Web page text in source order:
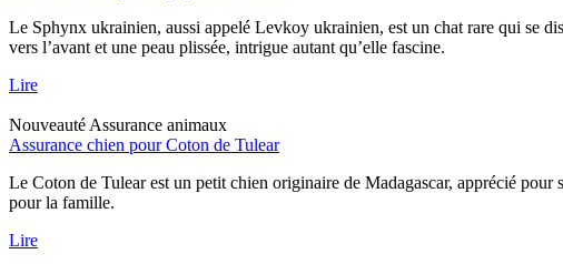
Le Sphynx ukrainien, aussi appelé Levkoy ukrainien, est un chat rare qui se
vers l’avant et une peau plissée, intrigue autant qu’elle fascine.
Lire
Nouveauté Assurance animaux
Assurance chien pour Coton de Tulear
Le Coton de Tulear est un petit chien originaire de Madagascar, apprécié
pour la famille.
Lire